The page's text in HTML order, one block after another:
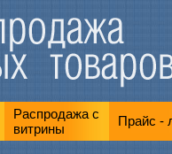
Распродажа с
витрины
Прайс -